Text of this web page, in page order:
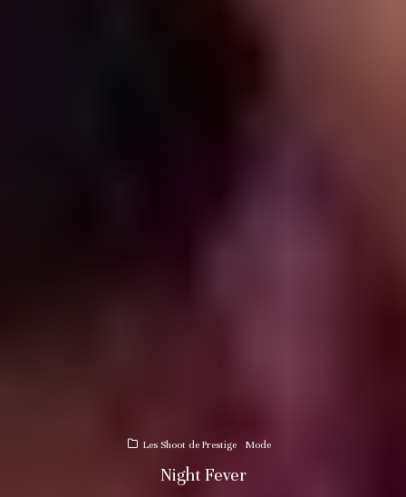
Les Shoot de Prestige Mode
Night Fever